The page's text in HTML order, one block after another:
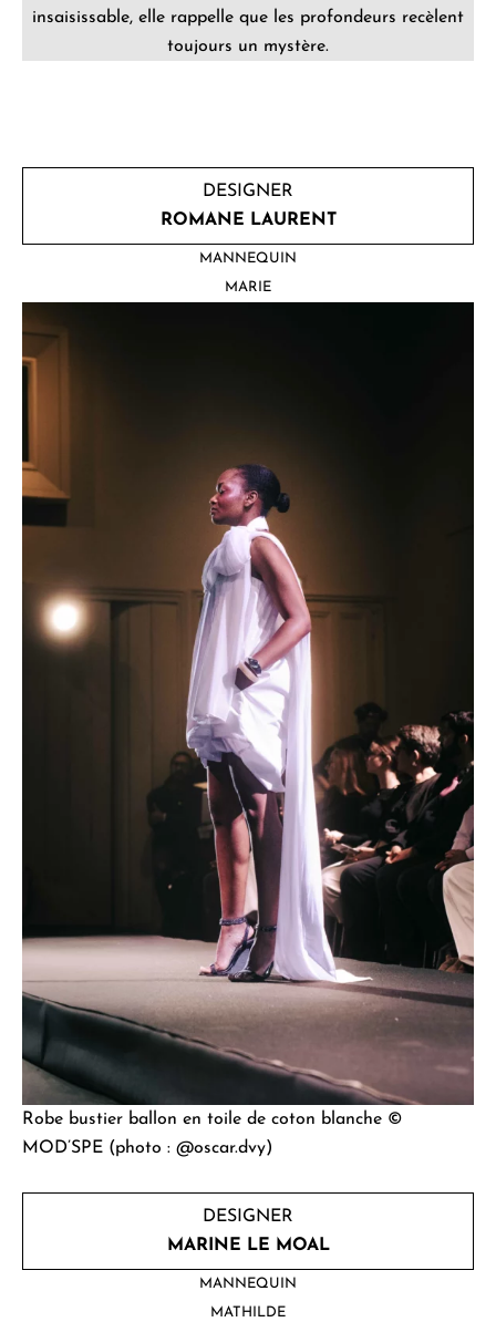
insaisissable, elle rappelle que les profondeurs recèlent
toujours un mystère.
DESIGNER
ROMANE LAURENT
MANNEQUIN
MARIE
Robe bustier ballon en toile de coton blanche ©
MOD’SPE (photo : @oscar.dvy)
DESIGNER
MARINE LE MOAL
MANNEQUIN
MATHILDE